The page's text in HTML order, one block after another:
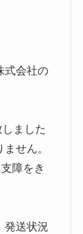
会社の
ました
せん。
障をき
発送状況